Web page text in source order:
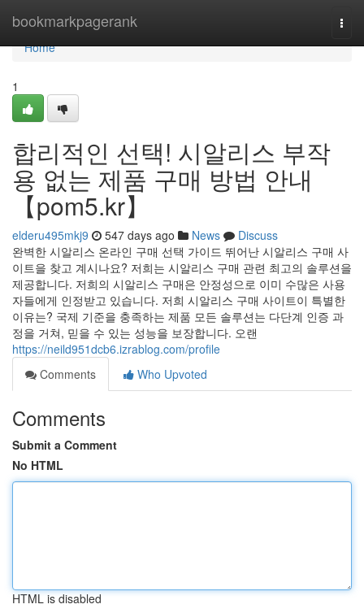
bookmarkpagerank
Home
Home
1
합리적인 선택! 시알리스 부작
용 없는 제품 구매 방법 안내
【pom5.kr】
elderu495mkj9 547 days ago News
Discuss
완벽한 시알리스 온라인 구매 선택 가이드 뛰어난 시알리스 구매 사
이트을 찾고 계시나요? 저희는 시알리스 구매 관련 최고의 솔루션을
제공합니다. 저희의 시알리스 구매은 안정성으로 이미 수많은 사용
자들에게 인정받고 있습니다. 저희 시알리스 구매 사이트이 특별한
이유는? 국제 기준을 충족하는 제품 모든 솔루션는 다단계 인증 과
정을 거쳐, 믿을 수 있는 성능을 보장합니다. 오랜
https://neild951dcb6.izrablog.com/profile
Comments
Who Upvoted
Comments
Submit a Comment
No HTML
HTML is disabled